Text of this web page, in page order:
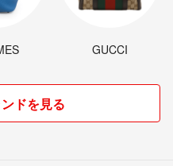
GUCCI
ドを見る